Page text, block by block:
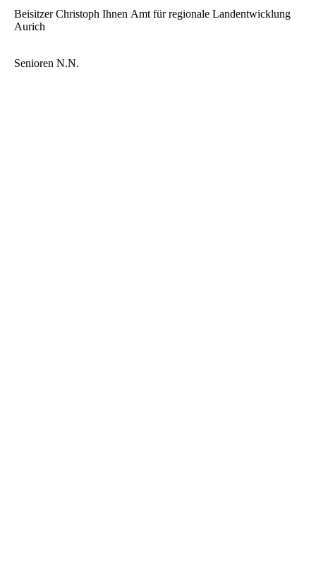
Beisitzer Christoph Ihnen Amt für regionale Landentwicklung
Aurich
Senioren N.N.